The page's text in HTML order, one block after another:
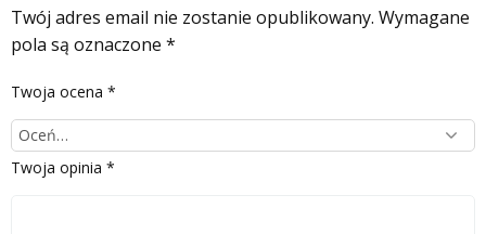
Twój adres email nie zostanie opublikowany. Wymagane
pola są oznaczone *
Twoja ocena *
Twoja opinia *